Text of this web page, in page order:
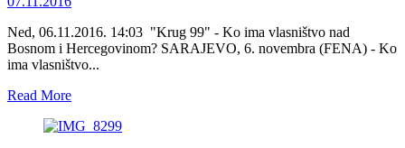
za
mir
i
stabilnost
BiH
Ned, 06.11.2016. 14:03 "Krug 99" - Ko ima vlasništvo nad
Bosnom i Hercegovinom? SARAJEVO, 6. novembra (FENA) - Ko
ima vlasništvo...
Read MoreRead
about